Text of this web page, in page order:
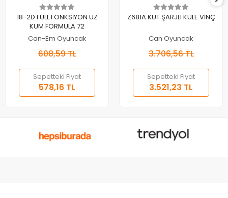
Sepete Ekle
18-2D FULL FONKSİYON UZ
KUM FORMULA 72
Can-Em Oyuncak
608,59 TL
Sepetteki Fiyat
578,16 TL
Sepete Ekle
Z681A KUT ŞARJLI KULE VİNÇ
Can Oyuncak
3.706,56 TL
Sepetteki Fiyat
3.521,23 TL